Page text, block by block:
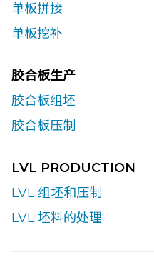
单板拼接
单板挖补
胶合板生产
胶合板组坯
胶合板压制
LVL PRODUCTION
LVL 组坯和压制
LVL 坯料的处理